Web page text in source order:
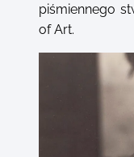
piśmiennego
of Art.